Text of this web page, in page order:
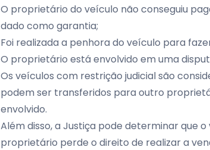
O proprietário do veículo não conseguiu
dado como garantia;
Foi realizada a penhora do veículo para
O proprietário está envolvido em uma
Os veículos com restrição judicial são
podem ser transferidos para outro
envolvido.
Além disso, a Justiça pode determinar que
proprietário perde o direito de realizar a